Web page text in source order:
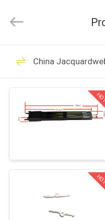
HAUSE
PRODUKTE
ÜBER
Machinery
Co.,Ltd.
Reserved.
China